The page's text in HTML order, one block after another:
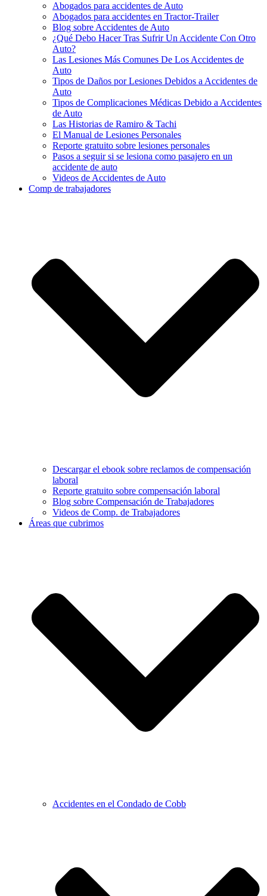
Abogados para accidentes de Auto
Abogados para accidentes en Tractor-Trailer
Blog sobre Accidentes de Auto
¿Qué Debo Hacer Tras Sufrir Un Accidente Con Otro
Auto?
Las Lesiones Más Comunes De Los Accidentes de
Auto
Tipos de Daños por Lesiones Debidos a Accidentes de
Auto
Tipos de Complicaciones Médicas Debido a Accidentes
de Auto
Las Historias de Ramiro & Tachi
El Manual de Lesiones Personales
Reporte gratuito sobre lesiones personales
Pasos a seguir si se lesiona como pasajero en un
accidente de auto
Videos de Accidentes de Auto
Comp de trabajadores
Descargar el ebook sobre reclamos de compensación
laboral
Reporte gratuito sobre compensación laboral
Blog sobre Compensación de Trabajadores
Videos de Comp. de Trabajadores
Áreas que cubrimos
Accidentes en el Condado de Cobb